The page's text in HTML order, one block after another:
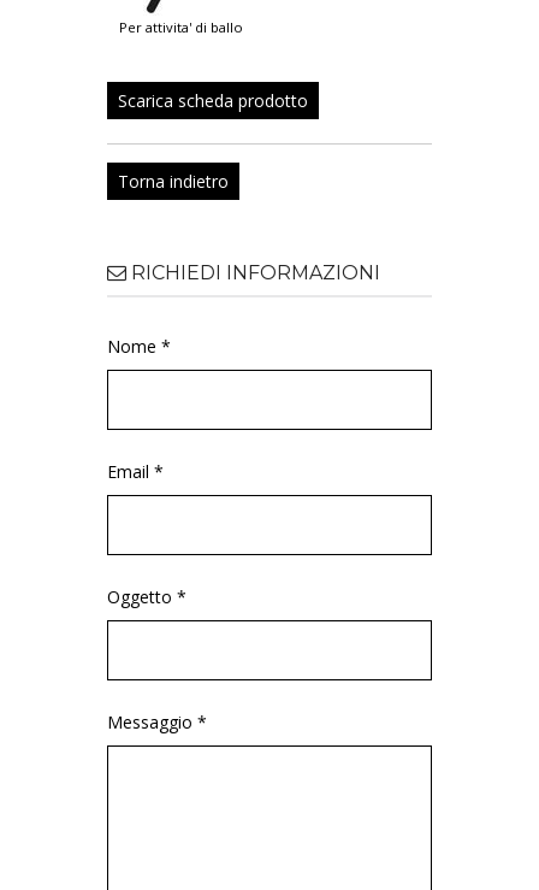
per attivita' di ballo
Scarica scheda prodotto
Torna indietro
RICHIEDI INFORMAZIONI
Nome *
Email *
Oggetto *
Messaggio *